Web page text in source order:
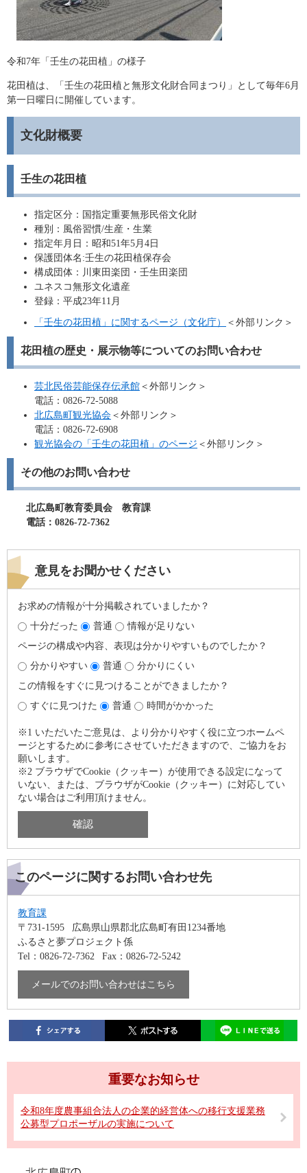
重要なお知らせ
令和8年度農事組合法人の企業的経営体への移行支援業務
公募型プロポーザルの実施について
令和7年「壬生の花田植」の様子
花田植は、「壬生の花田植と無形文化財合同まつり」として毎年6月
第一日曜日に開催しています。
文化財概要
壬生の花田植
指定区分：国指定重要無形民俗文化財
種別：風俗習慣/生産・生業
指定年月日：昭和51年5月4日
保護団体名:壬生の花田植保存会
構成団体：川東田楽団・壬生田楽団
ユネスコ無形文化遺産
登録：平成23年11月
「壬生の花田植」に関するページ（文化庁） ＜外部リンク＞
花田植の歴史・展示物等についてのお問い合わせ
芸北民俗芸能保存伝承館 ＜外部リンク＞
電話：0826-72-5088
北広島町観光協会 ＜外部リンク＞
電話：0826-72-6908
観光協会の「壬生の花田植」のページ ＜外部リンク＞
その他のお問い合わせ
北広島町教育委員会 教育課
電話：0826-72-7362​
意見をお聞かせください
お求めの情報が十分掲載されていましたか？
十分だった
普通
情報が足りない
ページの構成や内容、表現は分かりやすいものでしたか？
分かりやすい
普通
分かりにくい
この情報をすぐに見つけることができましたか？
すぐに見つけた
普通 時間がかかった
※1 いただいたご意見は、より分かりやすく役に立つホームペ
ージとするために参考にさせていただきますので、ご協力をお
願いします。
※2 ブラウザでCookie（クッキー）が使用できる設定になって
いない、または、ブラウザがCookie（クッキー）に対応してい
ない場合はご利用頂けません。
このページに関するお問い合わせ先
教育課
〒731-1595
広島県山県郡北広島町有田1234番地
ふるさと夢プロジェクト係
Tel：0826-72-7362
Fax：0826-72-5242
メールでのお問い合わせはこちら